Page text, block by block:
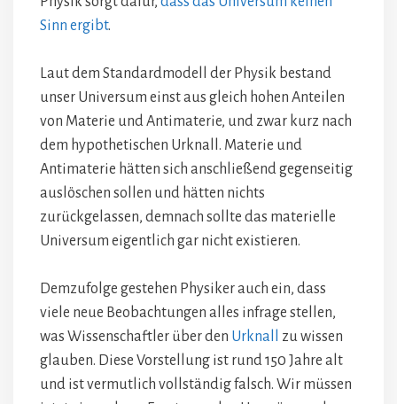
Sinn ergibt.
Laut dem Standardmodell der Physik bestand
unser Universum einst aus gleich hohen Anteilen
von Materie und Antimaterie, und zwar kurz nach
dem hypothetischen Urknall. Materie und
Antimaterie hätten sich anschließend gegenseitig
auslöschen sollen und hätten nichts
zurückgelassen, demnach sollte das materielle
Universum eigentlich gar nicht existieren.
Demzufolge gestehen Physiker auch ein, dass
viele neue Beobachtungen alles infrage stellen,
was Wissenschaftler über den Urknall
zu wissen
glauben. Diese Vorstellung ist rund 150 Jahre alt
und ist vermutlich vollständig falsch. Wir müssen